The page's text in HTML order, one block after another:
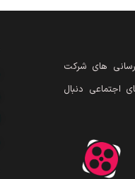
رسانی های شرکت
اجتماعی دنبال